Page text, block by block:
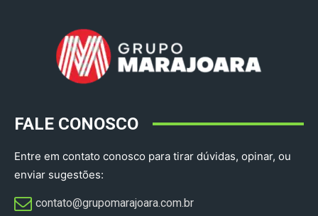
FALE CONOSCO
Entre em contato conosco para tirar dúvidas, opinar, ou
enviar sugestões:
contato@grupomarajoara.com.br